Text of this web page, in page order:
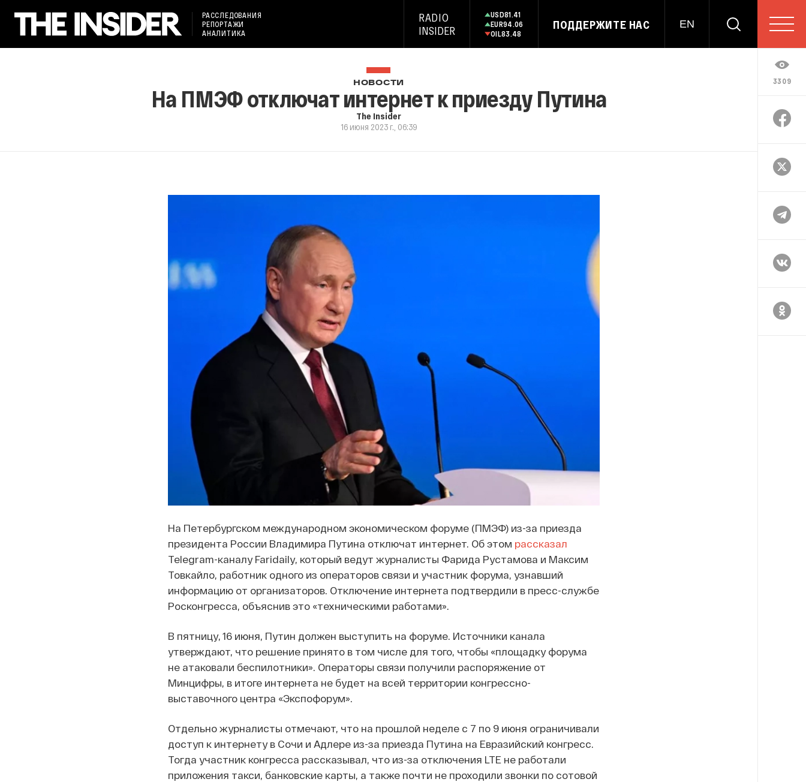
РАССЛЕДОВАНИЯ
РЕПОРТАЖИ
АНАЛИТИКА
RADIO
INSIDER
USD81.41
EUR94.06
OIL83.48
ПОДДЕРЖИТЕ НАС EN
3309
НОВОСТИ
На ПМЭФ отключат интернет к приезду Путина
The Insider
16 июня 2023 г., 06:39
На Петербургском международном экономическом форуме (ПМЭФ) из-за приезда
президента России Владимира Путина отключат интернет. Об этом рассказал
Telegram-каналу Faridaily, который ведут журналисты Фарида Рустамова и Максим
Товкайло, работник одного из операторов связи и участник форума, узнавший
информацию от организаторов. Отключение интернета подтвердили в пресс-службе
Росконгресса, объяснив это «техническими работами».
В пятницу, 16 июня, Путин должен выступить на форуме. Источники канала
утверждают, что решение принято в том числе для того, чтобы «площадку форума
не атаковали беспилотники». Операторы связи получили распоряжение от
Минцифры, в итоге интернета не будет на всей территории конгрессно-
выставочного центра «Экспофорум».
Отдельно журналисты отмечают, что на прошлой неделе с 7 по 9 июня ограничивали
доступ к интернету в Сочи и Адлере из-за приезда Путина на Евразийский конгресс.
Тогда участник конгресса рассказывал, что из-за отключения LTE не работали
приложения такси, банковские карты, а также почти не проходили звонки по сотовой